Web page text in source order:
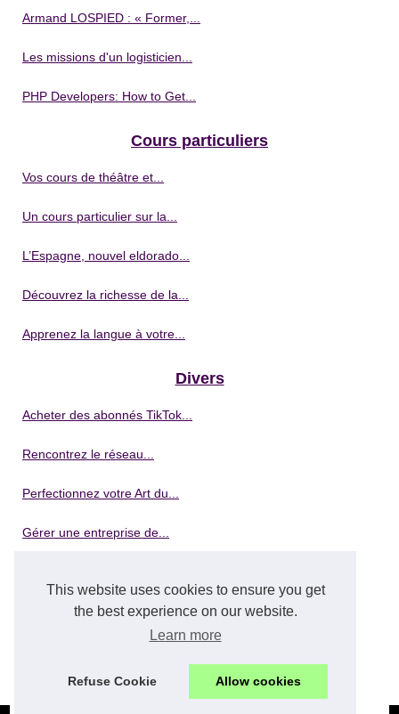
This website uses cookies to ensure you get
the best experience on our website.
Learn more
Refuse Cookie Allow cookies
Armand LOSPIED : « Former,...
Les missions d'un logisticien...
PHP Developers: How to Get...
Cours particuliers
Vos cours de théâtre et...
Un cours particulier sur la...
L’Espagne, nouvel eldorado...
Découvrez la richesse de la...
Apprenez la langue à votre...
Divers
Acheter des abonnés TikTok...
Rencontrez le réseau...
Perfectionnez votre Art du...
Gérer une entreprise de...
Formation en lavage de...